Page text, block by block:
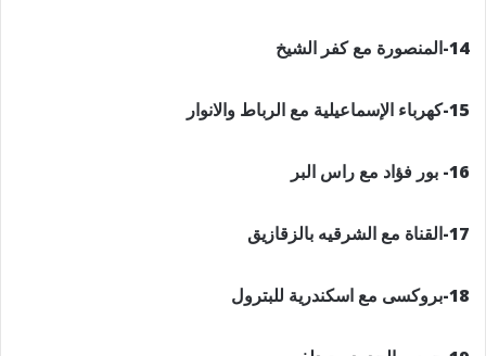
14-المنصورة مع كفر الشيخ
15-كهرباء الإسماعيلية مع الرباط والانوار
16- بور فؤاد مع راس البر
17-القناة مع الشرقيه بالزقازيق
18-بروكسى مع اسكندرية للبترول